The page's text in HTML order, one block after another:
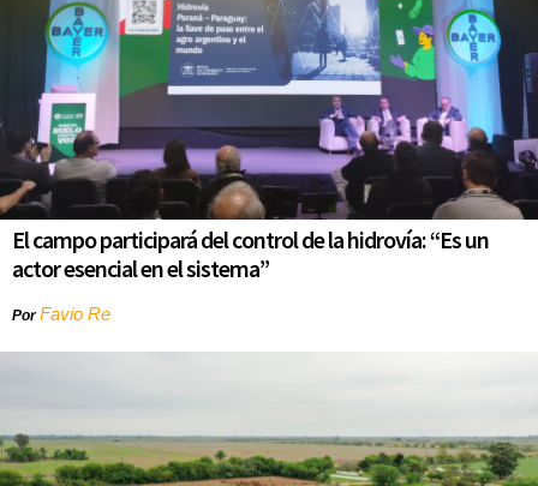
El campo participará del control de la hidrovía: “Es un
actor esencial en el sistema”
PorFavio Re